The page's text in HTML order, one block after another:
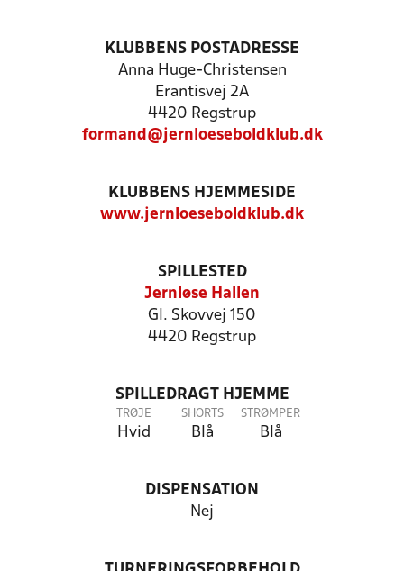
KLUBBENS POSTADRESSE
Anna Huge-Christensen
Erantisvej 2A
4420 Regstrup
formand@jernloeseboldklub.dk
KLUBBENS HJEMMESIDE
www.jernloeseboldklub.dk
SPILLESTED
Jernløse Hallen
Gl. Skovvej 150
4420 Regstrup
SPILLEDRAGT HJEMME
TRØJE
Hvid
SHORTS
Blå
STRØMPER
Blå
DISPENSATION
Nej